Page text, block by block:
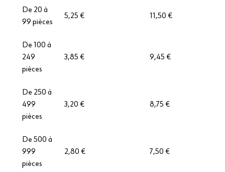
De 20 à
99 pièces
5,25 € 11,50 €
De 100 à
249
pièces
3,85 € 9,45 €
De 250 à
499
pièces
3,20 € 8,75 €
De 500 à
999
pièces
2,80 € 7,50 €